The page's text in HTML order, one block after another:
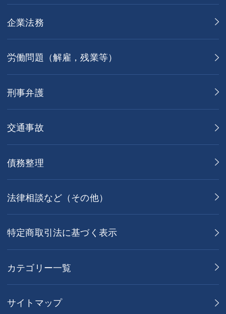
企業法務
労働問題（解雇，残業等）
刑事弁護
交通事故
債務整理
法律相談など（その他）
特定商取引法に基づく表示
カテゴリー一覧
サイトマップ